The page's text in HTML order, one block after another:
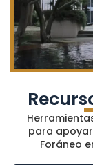
para
Foráneo